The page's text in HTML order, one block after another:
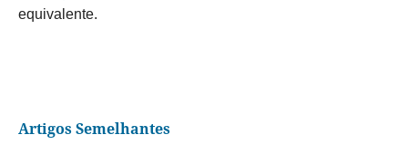
equivalente.
Artigos Semelhantes